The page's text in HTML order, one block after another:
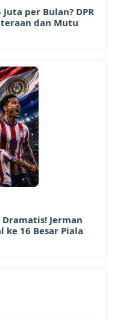
per Bulan? DPR
dan Mutu
Jerman
ke 16 Besar Piala